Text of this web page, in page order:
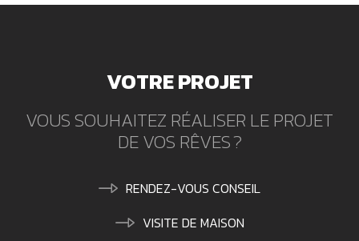
VOTRE PROJET
VOUS SOUHAITEZ RÉALISER LE PROJET
DE VOS RÊVES ?
RENDEZ-VOUS CONSEIL
VISITE DE MAISON